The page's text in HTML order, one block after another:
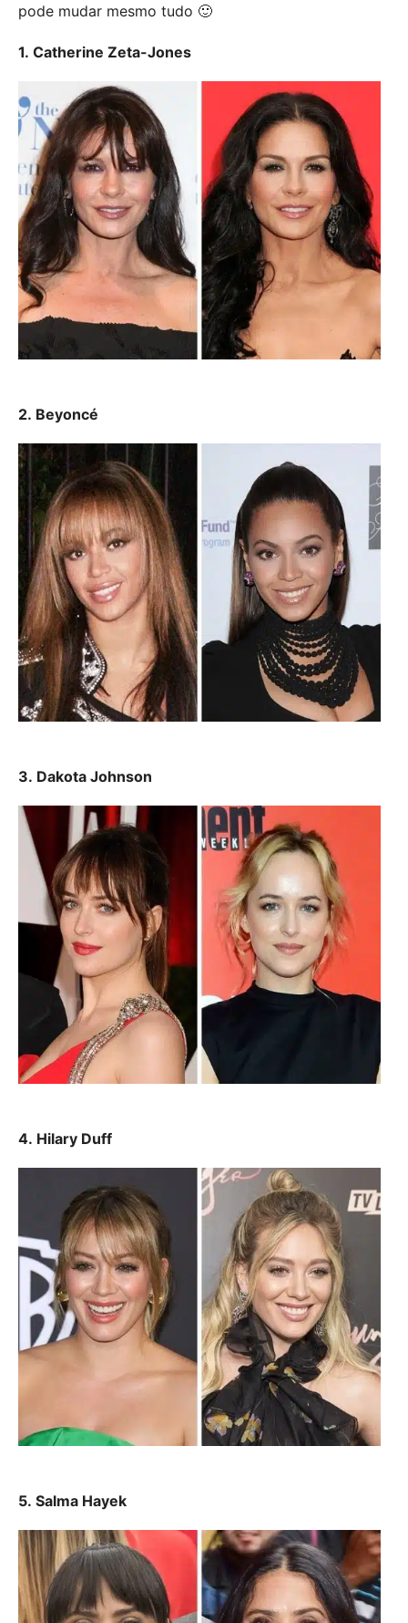
pode mudar mesmo tudo 🙂
1. Catherine Zeta-Jones
2. Beyoncé
3. Dakota Johnson
4. Hilary Duff
5. Salma Hayek